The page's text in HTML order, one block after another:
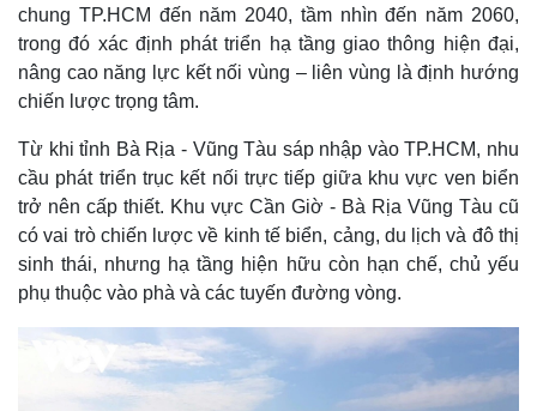
chung TP.HCM đến năm 2040, tầm nhìn đến năm 2060,
trong đó xác định phát triển hạ tầng giao thông hiện đại,
nâng cao năng lực kết nối vùng – liên vùng là định hướng
chiến lược trọng tâm.
Từ khi tỉnh Bà Rịa - Vũng Tàu sáp nhập vào TP.HCM, nhu
cầu phát triển trục kết nối trực tiếp giữa khu vực ven biển
trở nên cấp thiết. Khu vực Cần Giờ - Bà Rịa Vũng Tàu cũ
có vai trò chiến lược về kinh tế biển, cảng, du lịch và đô thị
sinh thái, nhưng hạ tầng hiện hữu còn hạn chế, chủ yếu
phụ thuộc vào phà và các tuyến đường vòng.